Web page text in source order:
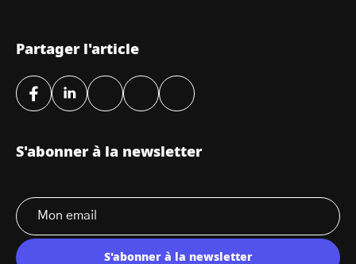
Partager l'article
S'abonner à la newsletter
S'abonner à la newsletter